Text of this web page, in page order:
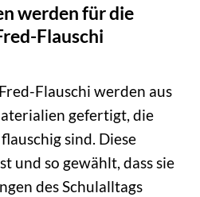
werden für die
Flauschi
Flauschi werden aus
gefertigt, die
sind. Diese
und so gewählt, dass sie
des Schulalltags